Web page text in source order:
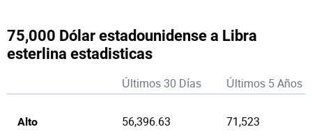
75,000 Dólar estadounidense a Libra
esterlina estadisticas
Últimos 30 Días Últimos 5 Años
Alto 56,396.63 71,523